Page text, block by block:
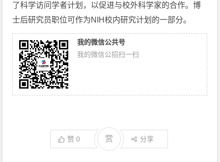
了科学访问学者计划，以促进与校外科学家的合作。博
士后研究员职位可作为NIH校内研究计划的一部分。
我的微信公共号
我的微信公招扫一扫
赞0 赏 分享